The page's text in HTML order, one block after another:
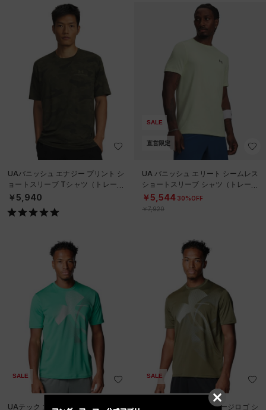
UAバニッシュ エナジー プリント シ
ョートスリーブ Tシャツ（トレーニ
ング/MEN）
￥5,940
SALE
直営限定
UA バニッシュ エリート シームレス
ショートスリーブ シャツ（トレーニ
ング/MEN）
￥5,544 30%OFF
￥7,920
SALE
UAテック エクストララージロゴ シ
SALE
UAテック エクストララージロゴ シ